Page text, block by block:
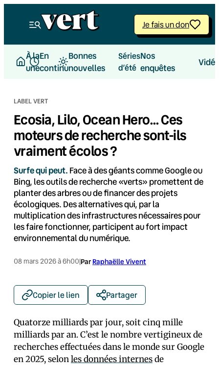
Je fais un don
À la
une
En
continu
Bonnes
nouvelles
Séries
d’été
Nos
enquêtes
LABEL VERT
Ecosia, Lilo, Ocean Hero… Ces
moteurs de recherche sont-ils
vraiment écolos ?
Surfe qui peut. Face à des géants comme Google ou
Bing, les outils de recherche «verts» promettent de
planter des arbres ou de financer des projets
écologiques. Des alternatives qui, par la
multiplication des infrastructures nécessaires pour
les faire fonctionner, participent au fort impact
environnemental du numérique.
08 mars 2026 à 6h00|Par Raphaëlle Vivent
Copier le lien Partager
Quatorze milliards par jour, soit cinq mille
milliards par an. C’est le nombre vertigineux de
recherches effectuées dans le monde sur Google
en 2025, selonles données internesde